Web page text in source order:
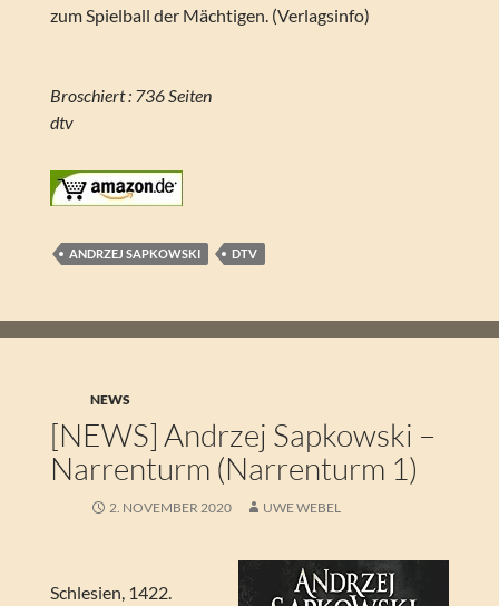
zum Spielball der Mächtigen. (Verlagsinfo)
Broschiert : 736 Seiten
dtv
ANDRZEJ SAPKOWSKI DTV
NEWS
[NEWS] Andrzej Sapkowski –
Narrenturm (Narrenturm 1)
2. NOVEMBER 2020 UWE WEBEL
Schlesien, 1422.